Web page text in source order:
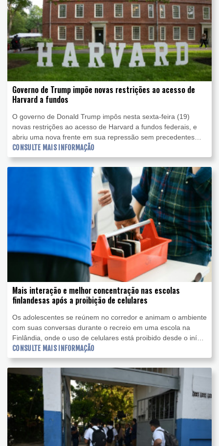
Governo de Trump impõe novas restrições ao acesso de
Harvard a fundos
O governo de Donald Trump impôs nesta sexta-feira (19)
novas restrições ao acesso de Harvard a fundos federais, e
abriu uma nova frente em sua repressão sem precedentes
contra a prestigiada universidade americana.
CONSULTE MAIS INFORMAÇÃO
Mais interação e melhor concentração nas escolas
finlandesas após a proibição de celulares
Os adolescentes se reúnem no corredor e animam o ambiente
com suas conversas durante o recreio em uma escola na
Finlândia, onde o uso de celulares está proibido desde o início
do ano letivo, em agosto.
CONSULTE MAIS INFORMAÇÃO